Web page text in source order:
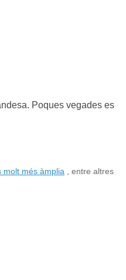
Poques vegades es
molt més àmplia , entre altres